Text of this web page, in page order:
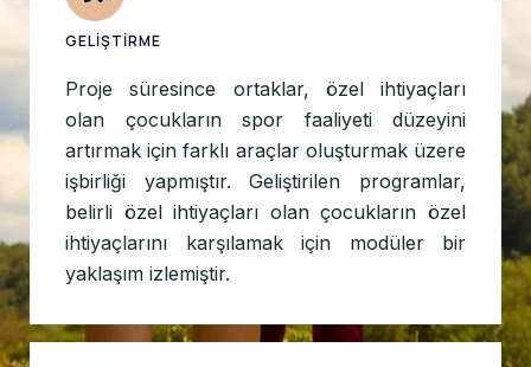
GELİŞTİRME
Proje süresince ortaklar, özel ihtiyaçları
olan çocukların spor faaliyeti düzeyini
artırmak için farklı araçlar oluşturmak üzere
işbirliği yapmıştır. Geliştirilen programlar,
belirli özel ihtiyaçları olan çocukların özel
ihtiyaçlarını karşılamak için modüler bir
yaklaşım izlemiştir.